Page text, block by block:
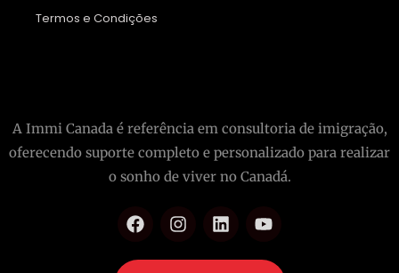
Termos e Condições
A Immi Canada é referência em consultoria de imigração,
oferecendo suporte completo e personalizado para realizar
o sonho de viver no Canadá.